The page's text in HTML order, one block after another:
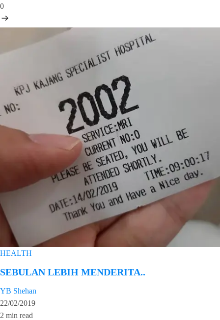
0
HEALTH
SEBULAN LEBIH MENDERITA..
YB Shehan
22/02/2019
2 min read